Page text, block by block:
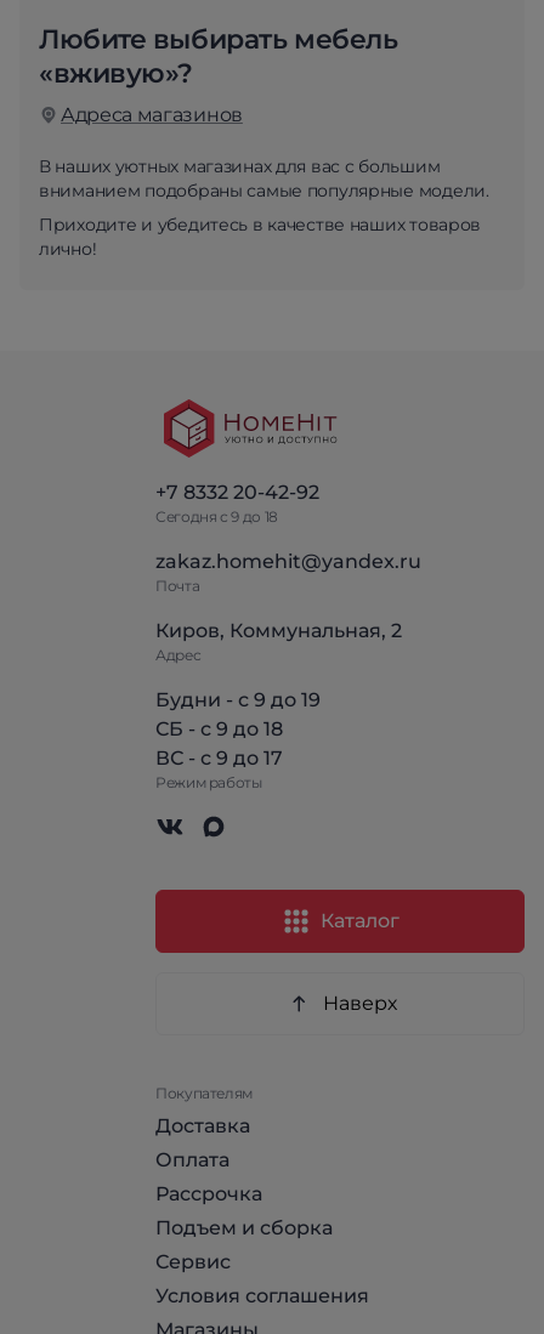
Любите выбирать мебель
«вживую»?
Адреса магазинов
В наших уютных магазинах для вас с большим
вниманием подобраны самые популярные модели.
Приходите и убедитесь в качестве наших товаров
лично!
+7 8332 20-42-92
Сегодня с 9 до 18
zakaz.homehit@yandex.ru
Почта
Киров, Коммунальная, 2
Адрес
Будни - с 9 до 19
СБ - с 9 до 18
ВС - с 9 до 17
Режим работы
Каталог
Наверх
Покупателям
Доставка
Оплата
Рассрочка
Подъем и сборка
Сервис
Условия соглашения